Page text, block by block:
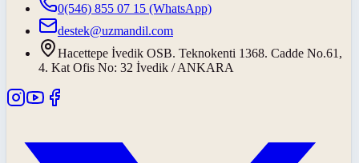
0(546) 855 07 15 (WhatsApp)
destek@uzmandil.com
Hacettepe İvedik OSB. Teknokenti 1368. Cadde No.61,
4. Kat Ofis No: 32 İvedik / ANKARA